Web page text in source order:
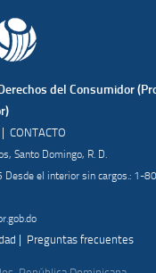
del Consumidor
| CONTACTO
Santo Domingo, R. D.
el interior sin cargos.: 1-
| Preguntas frecuentes